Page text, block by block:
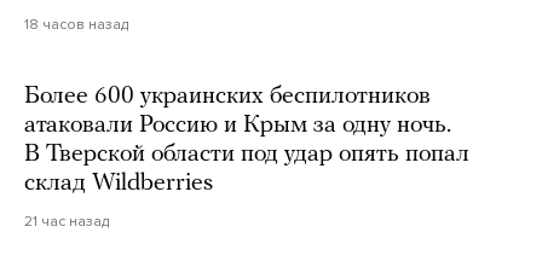
18 часов назад
Более 600 украинских беспилотников
атаковали Россию и Крым за одну ночь.
В Тверской области под удар опять попал
склад Wildberries
21 час назад